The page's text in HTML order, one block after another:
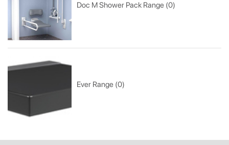
Doc M Shower Pack Range (0)
Ever Range (0)